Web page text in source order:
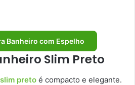
Banheiro com Espelho
Slim Preto
preto é compacto e elegante.